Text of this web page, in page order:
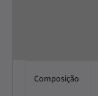
Composição